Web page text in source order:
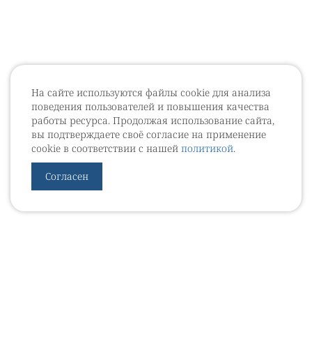
На сайте используются файлы cookie для анализа
поведения пользователей и повышения качества
работы ресурса. Продолжая использование сайта,
вы подтверждаете своё согласие на применение
cookie в соответствии с нашей политикой.
Согласен